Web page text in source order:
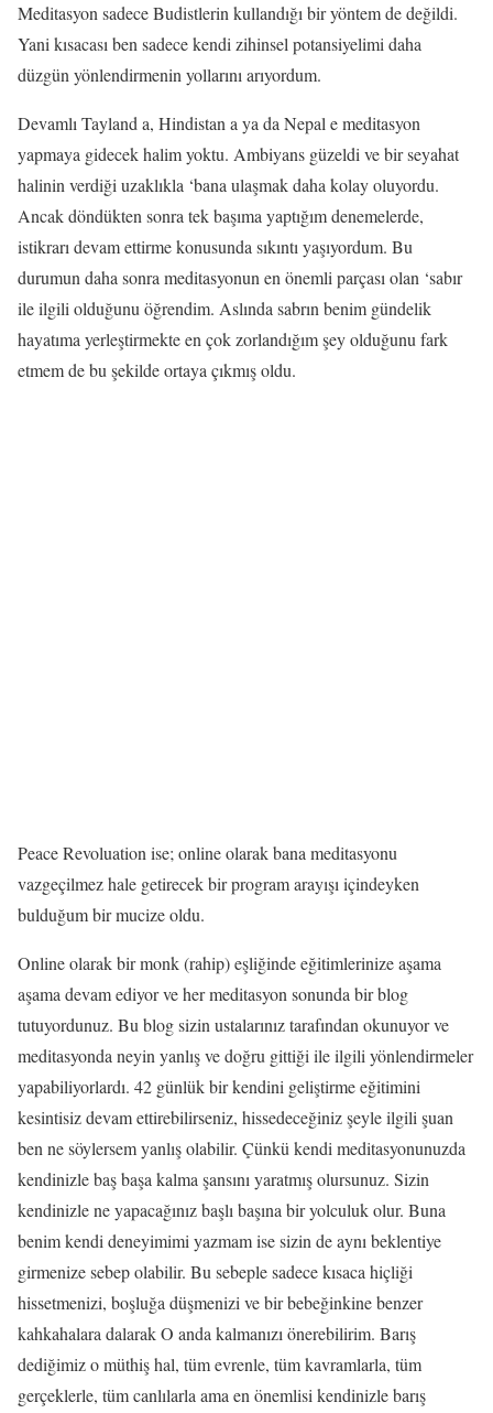
Meditasyon sadece Budistlerin kullandığı bir yöntem de değildi.
Yani kısacası ben sadece kendi zihinsel potansiyelimi daha
düzgün yönlendirmenin yollarını arıyordum.
Devamlı Tayland a, Hindistan a ya da Nepal e meditasyon
yapmaya gidecek halim yoktu. Ambiyans güzeldi ve bir seyahat
halinin verdiği uzaklıkla ‘bana ulaşmak daha kolay oluyordu.
Ancak döndükten sonra tek başıma yaptığım denemelerde,
istikrarı devam ettirme konusunda sıkıntı yaşıyordum. Bu
durumun daha sonra meditasyonun en önemli parçası olan ‘sabır
ile ilgili olduğunu öğrendim. Aslında sabrın benim gündelik
hayatıma yerleştirmekte en çok zorlandığım şey olduğunu fark
etmem de bu şekilde ortaya çıkmış oldu.
Peace Revoluation ise; online olarak bana meditasyonu
vazgeçilmez hale getirecek bir program arayışı içindeyken
bulduğum bir mucize oldu.
Online olarak bir monk (rahip) eşliğinde eğitimlerinize aşama
aşama devam ediyor ve her meditasyon sonunda bir blog
tutuyordunuz. Bu blog sizin ustalarınız tarafından okunuyor ve
meditasyonda neyin yanlış ve doğru gittiği ile ilgili yönlendirmeler
yapabiliyorlardı. 42 günlük bir kendini geliştirme eğitimini
kesintisiz devam ettirebilirseniz, hissedeceğiniz şeyle ilgili şuan
ben ne söylersem yanlış olabilir. Çünkü kendi meditasyonunuzda
kendinizle baş başa kalma şansını yaratmış olursunuz. Sizin
kendinizle ne yapacağınız başlı başına bir yolculuk olur. Buna
benim kendi deneyimimi yazmam ise sizin de aynı beklentiye
girmenize sebep olabilir. Bu sebeple sadece kısaca hiçliği
hissetmenizi, boşluğa düşmenizi ve bir bebeğinkine benzer
kahkahalara dalarak O anda kalmanızı önerebilirim. Barış
dediğimiz o müthiş hal, tüm evrenle, tüm kavramlarla, tüm
gerçeklerle, tüm canlılarla ama en önemlisi kendinizle barış